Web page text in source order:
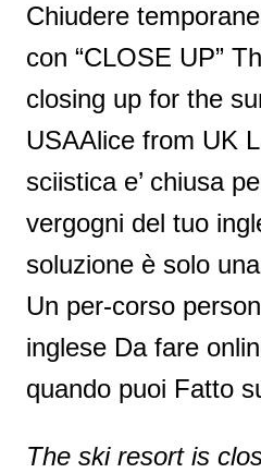
Chiudere
con “CLOSE UP”
closing up for the
USAAlice from UK
sciistica e’ chiusa
vergogni del tuo
soluzione è solo
Un per-corso
inglese Da fare
quando puoi Fatto
The ski resort is